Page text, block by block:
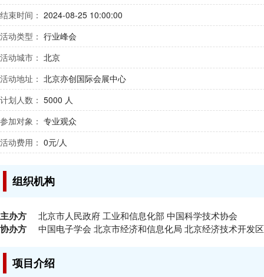
结束时间： 2024-08-25 10:00:00
活动类型： 行业峰会
活动城市： 北京
活动地址： 北京亦创国际会展中心
计划人数： 5000 人
参加对象： 专业观众
活动费用： 0元/人
组织机构
主办方 北京市人民政府 工业和信息化部 中国科学技术协会
协办方 中国电子学会 北京市经济和信息化局 北京经济技术开发
项目介绍